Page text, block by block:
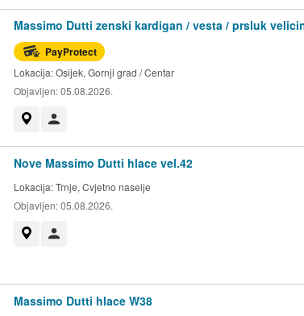
Massimo Dutti zenski kardigan / vesta / prsluk
PayProtect
Lokacija:Osijek, Gornji grad / Centar
Objavljen:05.08.2026.
Nove Massimo Dutti hlace vel.42
Lokacija:Trnje, Cvjetno naselje
Objavljen:05.08.2026.
Massimo Dutti hlace W38